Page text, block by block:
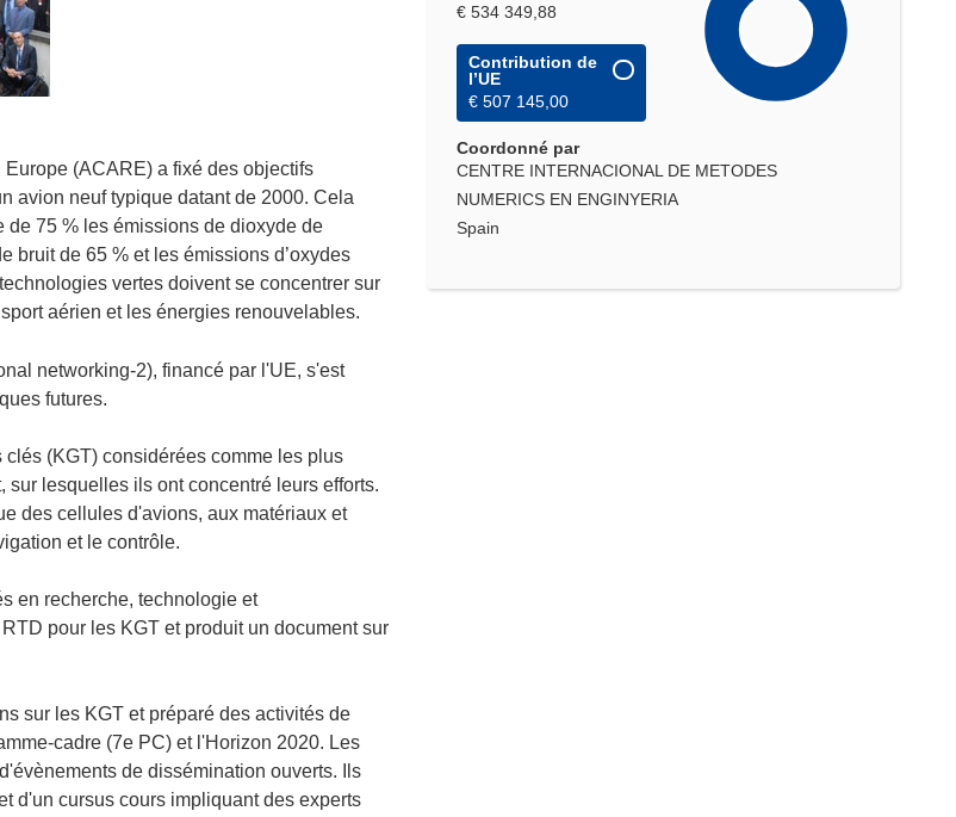
(ACARE) a fixé des objectifs
avion neuf typique datant de 2000. Cela
75 % les émissions de dioxyde de
bruit de 65 % et les émissions d’oxydes
vertes doivent se concentrer sur
aérien et les énergies renouvelables.
networking-2), financé par l'UE, s'est
futures.
(KGT) considérées comme les plus
lesquelles ils ont concentré leurs efforts.
des cellules d'avions, aux matériaux et
et le contrôle.
en recherche, technologie et
pour les KGT et produit un document sur
sur les KGT et préparé des activités de
cadre (7e PC) et l'Horizon 2020. Les
de dissémination ouverts. Ils
d'un cursus cours impliquant des experts
€ 534 349,88
Contribution de
l’UE
€ 507 145,00
Coordonné par
CENTRE INTERNACIONAL DE METODES
NUMERICS EN ENGINYERIA
Spain